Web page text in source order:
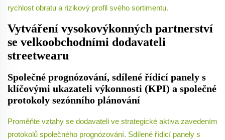
rychlost obratu a rizikový profil svého sortimentu.
Vytváření vysokovýkonných partnerství
se velkoobchodními dodavateli
streetwearu
Společné prognózování, sdílené řídicí panely s
klíčovými ukazateli výkonnosti (KPI) a společné
protokoly sezónního plánování
Proměňte vztahy se dodavateli ve strategické aktiva zavedením
protokolů společného prognózování. Sdílené řídicí panely s